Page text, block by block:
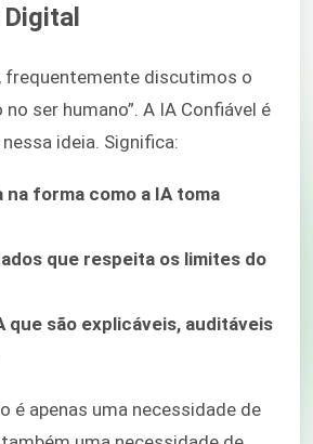
Digital
frequentemente discutimos o
ser humano”. A IA Confiável é
ideia. Significa:
forma como a IA toma
que respeita os limites do
que são explicáveis, auditáveis
é apenas uma necessidade de